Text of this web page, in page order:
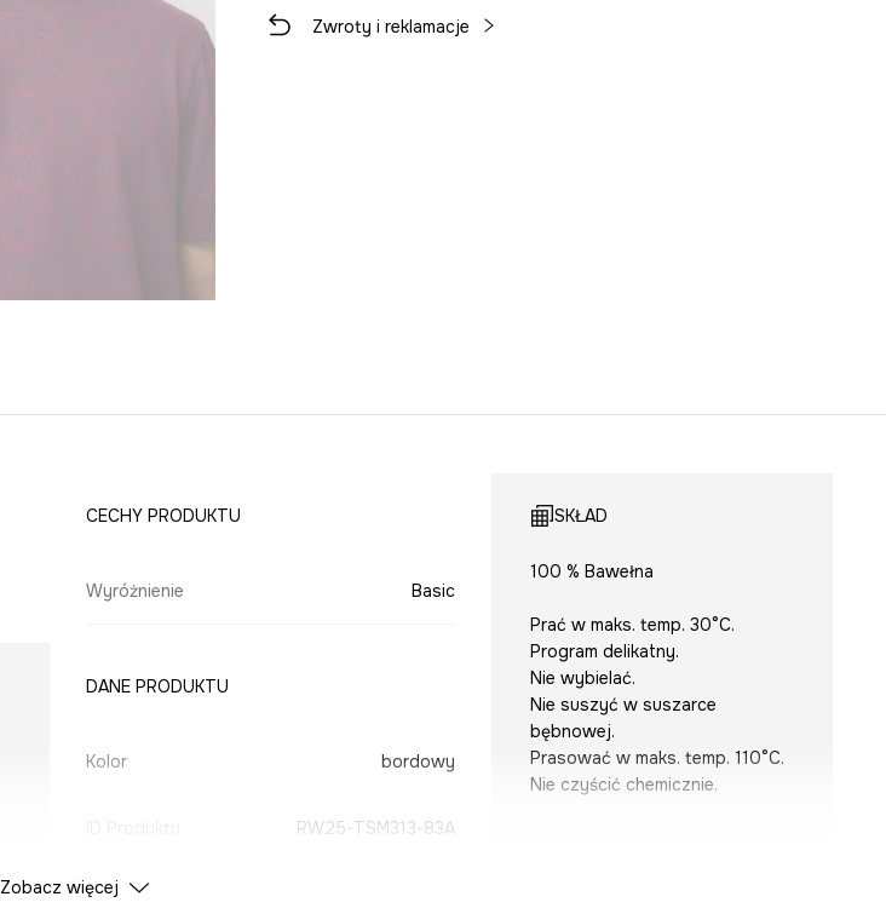
Zwroty i reklamacje
CECHY PRODUKTU
Wyróżnienie Basic
DANE PRODUKTU
Kolor bordowy
RW25-TSM313-83A
Producent
SKŁAD
100 % Bawełna
Prać w maks. temp. 30°C.
Program delikatny.
Nie wybielać.
Nie suszyć w suszarce
bębnowej.
Prasować w maks. temp. 110°C.
Nie czyścić chemicznie.
Zobacz więcej